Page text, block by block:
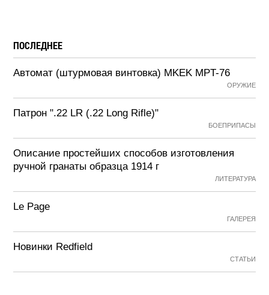
ПОСЛЕДНЕЕ
Автомат (штурмовая винтовка) MKEK MPT-76
ОРУЖИЕ
Патрон ".22 LR (.22 Long Rifle)"
БОЕПРИПАСЫ
Описание простейших способов изготовления
ручной гранаты образца 1914 г
ЛИТЕРАТУРА
Le Page
ГАЛЕРЕЯ
Новинки Redfield
СТАТЬИ